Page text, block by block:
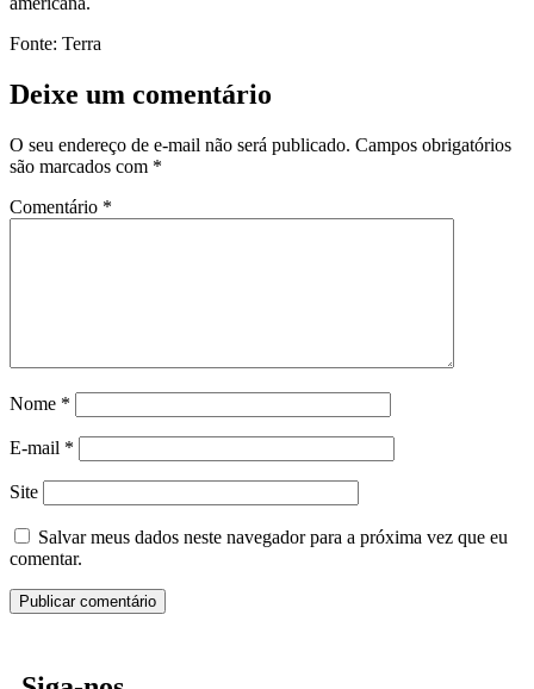
Fonte: Terra
Deixe um comentário
O seu endereço de e-mail não será publicado. Campos obrigatórios
são marcados com *
Comentário *
Nome *
E-mail *
Site
Salvar meus dados neste navegador para a próxima vez que eu
comentar.